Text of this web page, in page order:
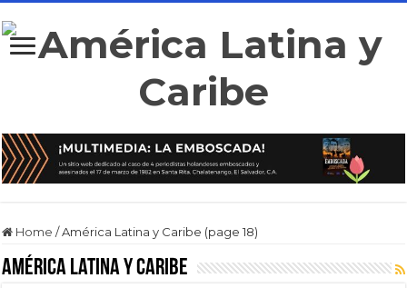
Home /América Latina y Caribe (page 18)
América Latina y Caribe